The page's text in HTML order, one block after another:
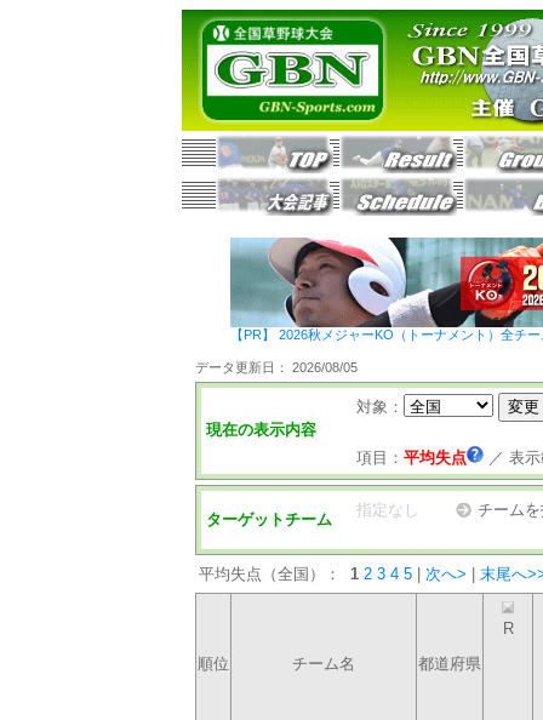
【PR】 2026秋メジャーKO（トーナメント）全チ
データ更新日： 2026/08/05
現在の表示内容
対象：
項目： 平均失点 ／ 表
ターゲットチーム
指定なし チーム
平均失点（全国）： 1 2 3 4 5 次へ> 末尾へ
順位 チーム名 都道府県
R